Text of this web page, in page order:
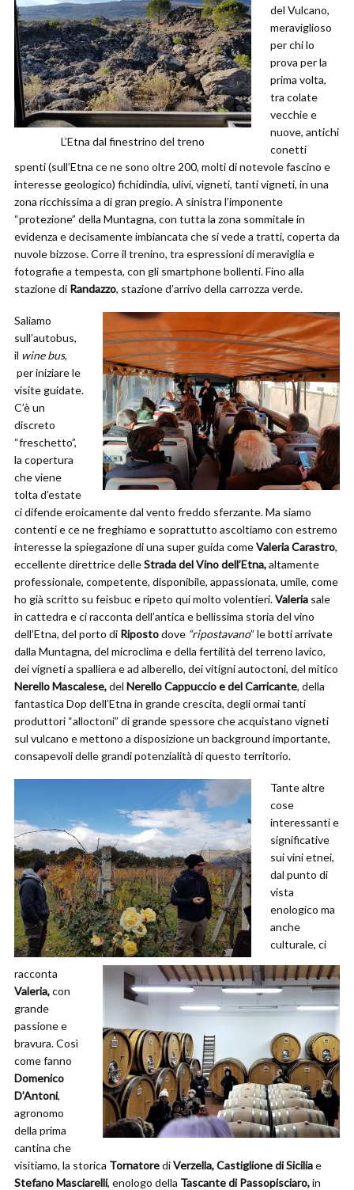
L’Etna dal finestrino del treno
del Vulcano,
meraviglioso
per chi lo
prova per la
prima volta,
tra colate
vecchie e
nuove, antichi
conetti
spenti (sull’Etna ce ne sono oltre 200, molti di notevole fascino e
interesse geologico) fichidindia, ulivi, vigneti, tanti vigneti, in una
zona ricchissima a di gran pregio. A sinistra l’imponente
“protezione” della Muntagna, con tutta la zona sommitale in
evidenza e decisamente imbiancata che si vede a tratti, coperta da
nuvole bizzose. Corre il trenino, tra espressioni di meraviglia e
fotografie a tempesta, con gli smartphone bollenti. Fino alla
stazione di Randazzo, stazione d’arrivo della carrozza verde.
Saliamo
sull’autobus,
il wine bus,
per iniziare le
visite guidate.
C’è un
discreto
“freschetto”,
la copertura
che viene
tolta d’estate
ci difende eroicamente dal vento freddo sferzante. Ma siamo
contenti e ce ne freghiamo e soprattutto ascoltiamo con estremo
interesse la spiegazione di una super guida comeValeria Carastro,
eccellente direttrice delleStrada del Vino dell’Etna,altamente
professionale, competente, disponibile, appassionata, umile, come
ho già scritto su feisbuc e ripeto qui molto volentieri.Valeria sale
in cattedra e ci racconta dell’antica e bellissima storia del vino
dell’Etna, del porto di Ripostodove “ripostavano” le botti arrivate
dalla Muntagna, del microclima e della fertilità del terreno lavico,
dei vigneti a spalliera e ad alberello, dei vitigni autoctoni, del mitico
Nerello Mascalese,del Nerello Cappuccio e del Carricante, della
fantastica Dop dell’Etna in grande crescita, degli ormai tanti
produttori “alloctoni” di grande spessore che acquistano vigneti
sul vulcano e mettono a disposizione un background importante,
consapevoli delle grandi potenzialità di questo territorio.
Tante altre
cose
interessanti e
significative
sui vini etnei,
dal punto di
vista
enologico ma
anche
culturale, ci
racconta
Valeria,con
grande
passione e
bravura. Così
come fanno
Domenico
D’Antoni,
agronomo
della prima
cantina che
visitiamo, la storica TornatorediVerzella, Castiglione di Siciliae
Stefano Masciarelli, enologo della Tascante di Passopisciaro,in